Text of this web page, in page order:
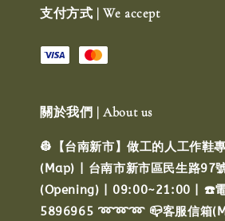
支付方式 | We accept
關於我們 | About us
👷【台南新市】做工的人工作鞋
(Map) | 台南市新市區民生路97
(Opening) | 09:00~21:00 | ☎️
5896965 ➿➿➿ 📪客服信箱